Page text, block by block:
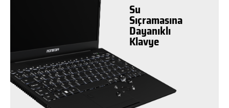
Su
Sıçramasına
Dayanıklı
Klavye